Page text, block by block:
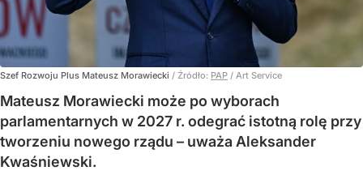
Szef Rozwoju Plus Mateusz Morawiecki / Źródło: PAP / Art Service
Mateusz Morawiecki może po wyborach
parlamentarnych w 2027 r. odegrać istotną rolę przy
tworzeniu nowego rządu – uważa Aleksander
Kwaśniewski.